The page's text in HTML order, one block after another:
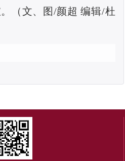
（文、图/颜超 编辑/杜